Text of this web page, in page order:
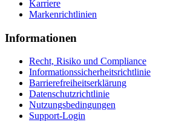
Karriere
Markenrichtlinien
Informationen
Recht, Risiko und Compliance
Informationssicherheitsrichtlinie
Barrierefreiheitserklärung
Datenschutzrichtlinie
Nutzungsbedingungen
Support-Login